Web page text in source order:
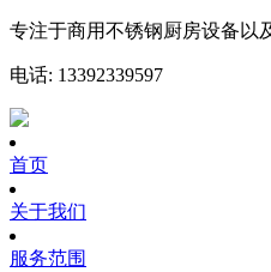
专注于商用不锈钢厨房设备以
电话: 13392339597
首页
关于我们
服务范围